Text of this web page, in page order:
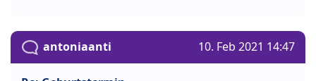
antoniaanti 10. Feb 2021 14:47